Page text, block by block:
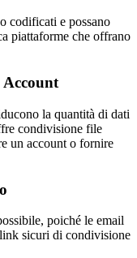
codificati e possano
piattaforme che offrano
Account
la quantità di dati
condivisione file
un account o fornire
poiché le email
link sicuri di condivisione